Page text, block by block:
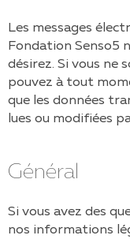
Les messages
Fondation Senso5
désirez. Si vous ne
pouvez à tout
que les données
lues ou modifiées
Général
Si vous avez des
nos informations